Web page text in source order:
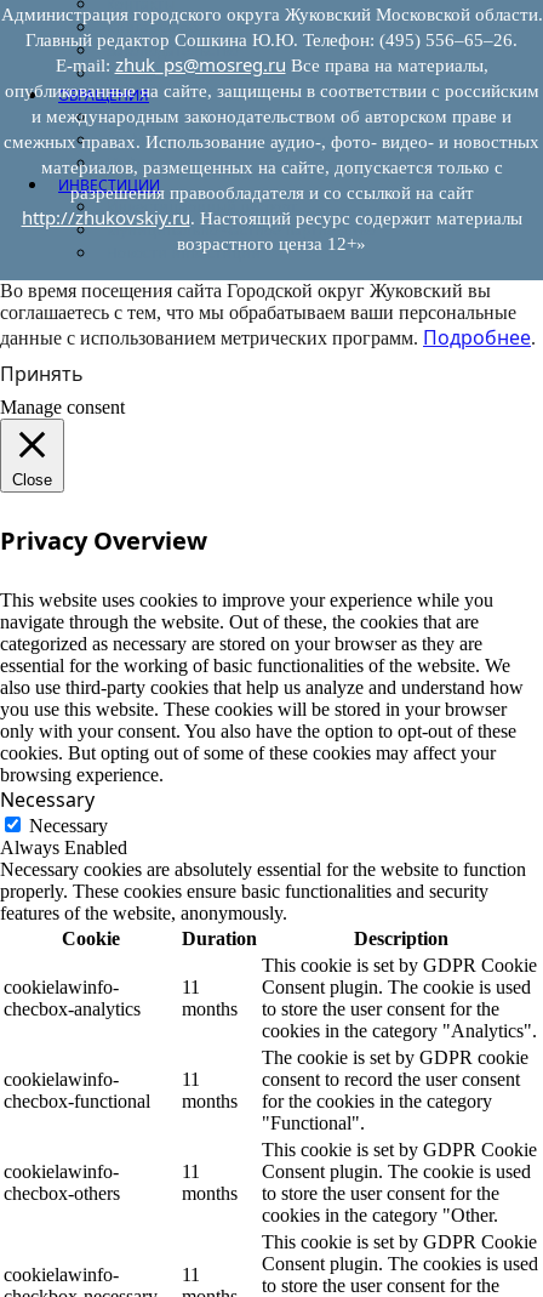
Книга жалоб
Законодательство
Конкурсы
ОБРАЩЕНИЯ
Обращения граждан
Графики личного приема граждан
Информация
ИНВЕСТИЦИИ
Инвестиционный паспорт
Муниципально-частное партнерство
Новости инвестиций
Администрация городского округа Жуковский Московской области.
Главный редактор Сошкина Ю.Ю. Телефон: (495) 556–65–26.
E‑mail: zhuk_ps@mosreg.ru Все права на материалы,
опубликованные на сайте, защищены в соответствии с российским
и международным законодательством об авторском праве и
смежных правах. Использование аудио-, фото- видео- и новостных
материалов, размещенных на сайте, допускается только с
разрешения правообладателя и со ссылкой на сайт
http://zhukovskiy.ru. Настоящий ресурс содержит материалы
возрастного ценза 12+»
Во время посещения сайта Городской округ Жуковский вы
соглашаетесь с тем, что мы обрабатываем ваши персональные
данные с использованием метрических программ. Подробнее.
Принять
Manage consent
Close
Privacy Overview
This website uses cookies to improve your experience while you
navigate through the website. Out of these, the cookies that are
categorized as necessary are stored on your browser as they are
essential for the working of basic functionalities of the website. We
also use third-party cookies that help us analyze and understand how
you use this website. These cookies will be stored in your browser
only with your consent. You also have the option to opt-out of these
cookies. But opting out of some of these cookies may affect your
browsing experience.
Necessary
Necessary
Always Enabled
Necessary cookies are absolutely essential for the website to function
properly. These cookies ensure basic functionalities and security
features of the website, anonymously.
Cookie
Duration Description
cookielawinfo-
checbox-analytics
11
months
This cookie is set by GDPR Cookie
Consent plugin. The cookie is used
to store the user consent for the
cookies in the category "Analytics".
cookielawinfo-
checbox-functional
11
months
The cookie is set by GDPR cookie
consent to record the user consent
for the cookies in the category
"Functional".
cookielawinfo-
checbox-others
11
months
This cookie is set by GDPR Cookie
Consent plugin. The cookie is used
to store the user consent for the
cookies in the category "Other.
cookielawinfo-
11
This cookie is set by GDPR Cookie
Consent plugin. The cookies is used
to store the user consent for the